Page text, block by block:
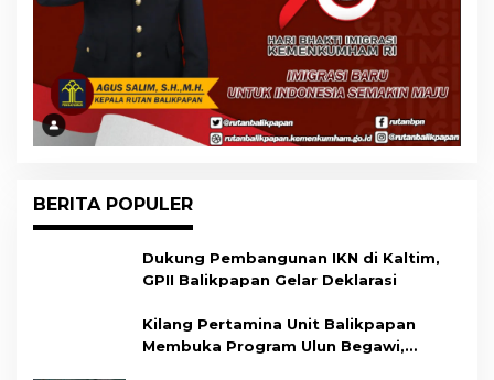
BERITA POPULER
Dukung Pembangunan IKN di Kaltim,
GPII Balikpapan Gelar Deklarasi
Kilang Pertamina Unit Balikpapan
Membuka Program Ulun Begawi,